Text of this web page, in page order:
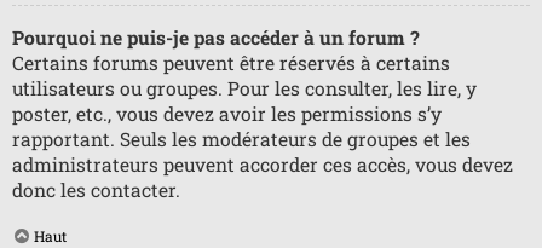
Pourquoi ne puis-je pas accéder à un forum ?
Certains forums peuvent être réservés à certains
utilisateurs ou groupes. Pour les consulter, les lire, y
poster, etc., vous devez avoir les permissions s’y
rapportant. Seuls les modérateurs de groupes et les
administrateurs peuvent accorder ces accès, vous devez
donc les contacter.
Haut